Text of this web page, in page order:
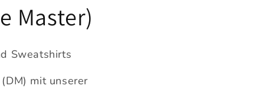
Master)
Sweatshirts
mit unserer